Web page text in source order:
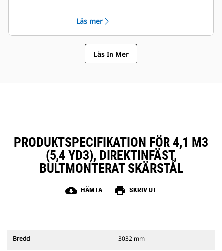
Läs mer
Läs In Mer
PRODUKTSPECIFIKATION FÖR 4,1 M3
(5,4 YD3), DIREKTINFÄST,
BULTMONTERAT SKÄRSTÅL
cloud_download HÄMTA print SKRIV UT
Bredd 3032 mm